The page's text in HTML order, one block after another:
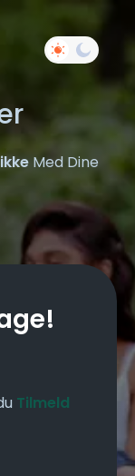
Med Dine
Tilmeld